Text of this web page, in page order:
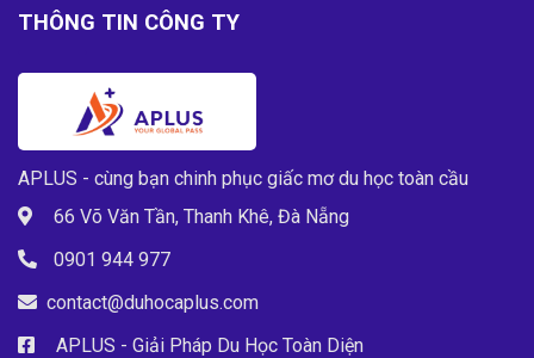
THÔNG TIN CÔNG TY
APLUS - cùng bạn chinh phục giấc mơ du học toàn cầu
66 Võ Văn Tần, Thanh Khê, Đà Nẵng
0901 944 977
contact@duhocaplus.com
APLUS - Giải Pháp Du Học Toàn Diện